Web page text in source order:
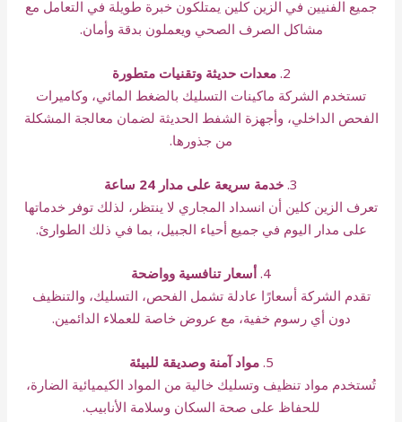
جميع الفنيين في الزين كلين يمتلكون خبرة طويلة في التعامل مع
مشاكل الصرف الصحي ويعملون بدقة وأمان.
2. معدات حديثة وتقنيات متطورة
تستخدم الشركة ماكينات التسليك بالضغط المائي، وكاميرات
الفحص الداخلي، وأجهزة الشفط الحديثة لضمان معالجة المشكلة
من جذورها.
3. خدمة سريعة على مدار 24 ساعة
تعرف الزين كلين أن انسداد المجاري لا ينتظر، لذلك توفر خدماتها
على مدار اليوم في جميع أحياء الجبيل، بما في ذلك الطوارئ.
4. أسعار تنافسية وواضحة
تقدم الشركة أسعارًا عادلة تشمل الفحص، التسليك، والتنظيف
دون أي رسوم خفية، مع عروض خاصة للعملاء الدائمين.
5. مواد آمنة وصديقة للبيئة
تُستخدم مواد تنظيف وتسليك خالية من المواد الكيميائية الضارة،
للحفاظ على صحة السكان وسلامة الأنابيب.